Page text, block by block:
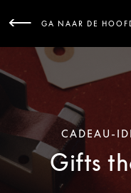
GA NAAR DE
CADEAU-
Gifts